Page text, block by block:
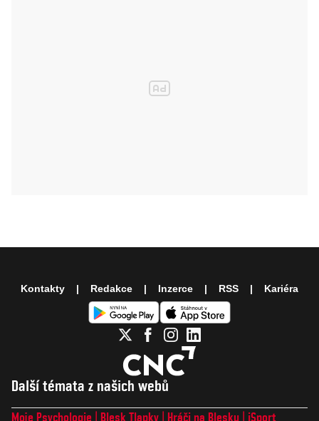
Další témata z našich webů
Moje Psychologie Blesk Tlapky Hráči na Blesku
iSport
Kontakty Redakce Inzerce RSS Kariéra